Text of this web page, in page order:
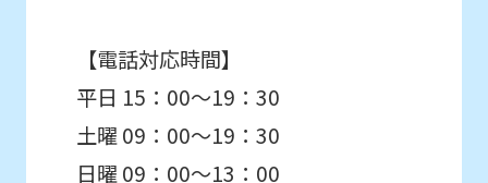
【電話対応時間】
平日 15：00～19：30
土曜 09：00～19：30
日曜 09：00～13：00